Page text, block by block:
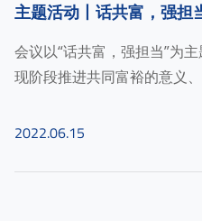
主题活动丨话共富，强担
会议以“话共富，强担当”为
现阶段推进共同富裕的意义
2022.06.15